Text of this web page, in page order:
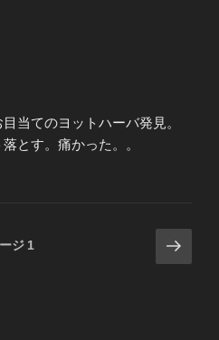
当てのヨットハーバ発見。
とす。痛かった。。
ジ 1
次
の